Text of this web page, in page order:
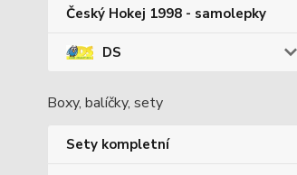
Český Hokej 1998 - samolepky
DS
Boxy, balíčky, sety
Sety kompletní